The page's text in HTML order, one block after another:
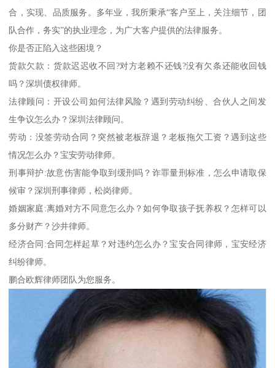
合，实现、品质服务。多年业，我所秉承“客户至上，关注细节，团
队合作，务实”的执业理念，为广大客户提供的法律服务。
你是否正陷入这些困境？
货款欠款：货款迟迟收不回?对方老赖不还钱?没有欠条还能收回钱
吗？深圳债权律师。
法律顾问：开设公司如何法律风险？遇到劳动纠纷、合伙人之间发
生争议怎么办？深圳法律顾问。
劳动：没签劳动合同？突然被老板辞退？老板拖欠工资？遇到这些
情况怎么办？宝安劳动律师。
刑事辩护:故意伤害能争取到缓刑吗？诈罪量刑标准，怎么申请取保
候审？深圳刑事律师，松岗律师。
婚姻家庭:离婚对方不同意怎么办？如何争取孩子抚养权？怎样可以
多分财产？沙井律师。
经济合同:合同怎样起草？对违约怎么办？宝安合同律师，宝安经济
纠纷律师。
鹏合欧辉律师团队为您服务。